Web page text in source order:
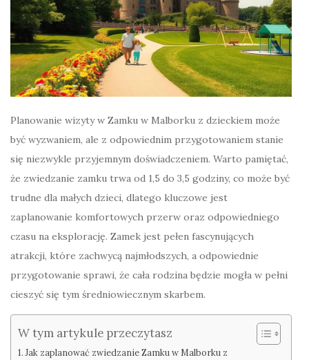
Planowanie wizyty w Zamku w Malborku z dzieckiem może
być wyzwaniem, ale z odpowiednim przygotowaniem stanie
się niezwykle przyjemnym doświadczeniem. Warto pamiętać,
że zwiedzanie zamku trwa od 1,5 do 3,5 godziny, co może być
trudne dla małych dzieci, dlatego kluczowe jest
zaplanowanie komfortowych przerw oraz odpowiedniego
czasu na eksplorację. Zamek jest pełen fascynujących
atrakcji, które zachwycą najmłodszych, a odpowiednie
przygotowanie sprawi, że cała rodzina będzie mogła w pełni
cieszyć się tym średniowiecznym skarbem.
W tym artykule przeczytasz
Jak zaplanować zwiedzanie Zamku w Malborku z